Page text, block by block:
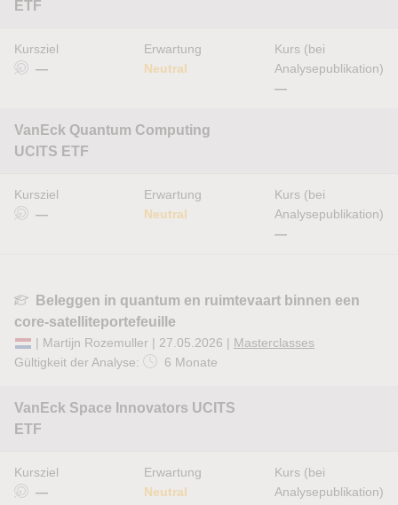
ETF
Kursziel
—
Erwartung
Neutral
Kurs (bei
Analysepublikation)
—
VanEck Quantum Computing
UCITS ETF
Kursziel
—
Erwartung
Neutral
Kurs (bei
Analysepublikation)
—
Beleggen in quantum en ruimtevaart binnen een
core-satelliteportefeuille
| Martijn Rozemuller | 27.05.2026 | Masterclasses
Gültigkeit der Analyse:
6 Monate
VanEck Space Innovators UCITS
ETF
Kursziel
—
Erwartung
Neutral
Kurs (bei
Analysepublikation)